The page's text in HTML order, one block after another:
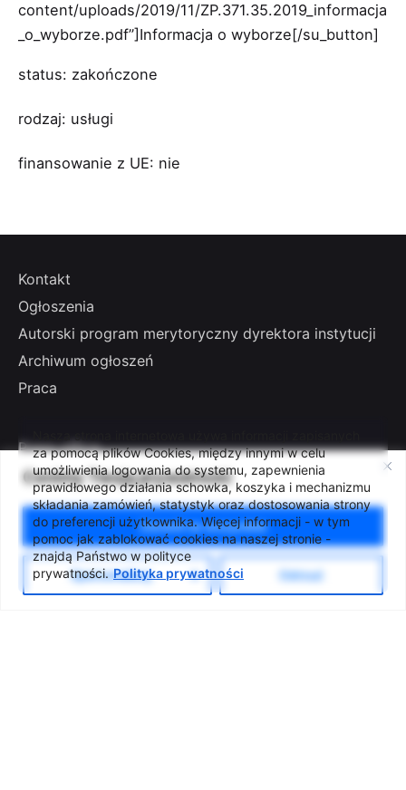
Cenimy Twoją prywatność
za pomocą plików Cookies, między innymi w celu
umożliwienia logowania do systemu, zapewnienia
prawidłowego działania schowka, koszyka i mechanizmu
składania zamówień, statystyk oraz dostosowania strony
do preferencji użytkownika. Więcej informacji - w tym
pomoc jak zablokować cookies na naszej stronie -
znajdą Państwo w polityce
prywatności. Polityka prywatności
Spersonalizuj Odrzuć
Zezwól na wszystkie
content/uploads/2019/11/ZP.371.35.2019_informacja
_o_wyborze.pdf”]Informacja o wyborze[/su_button]
status: zakończone
rodzaj: usługi
finansowanie z UE: nie
Kontakt
Ogłoszenia
Autorski program merytoryczny dyrektora instytucji
Archiwum ogłoszeń
Praca
Press office
Deklaracja dostępności
Klauzula Informacyjna RODO
Polityka prywatności
ul. Zachodnia 54/56, Łódź